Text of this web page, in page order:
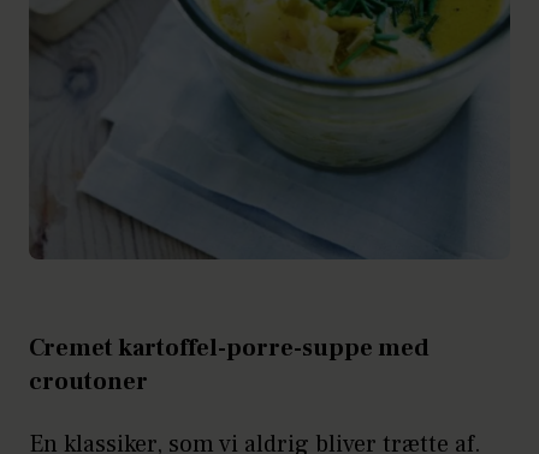
Cremet kartoffel-porre-suppe med
croutoner
En klassiker, som vi aldrig bliver trætte af.